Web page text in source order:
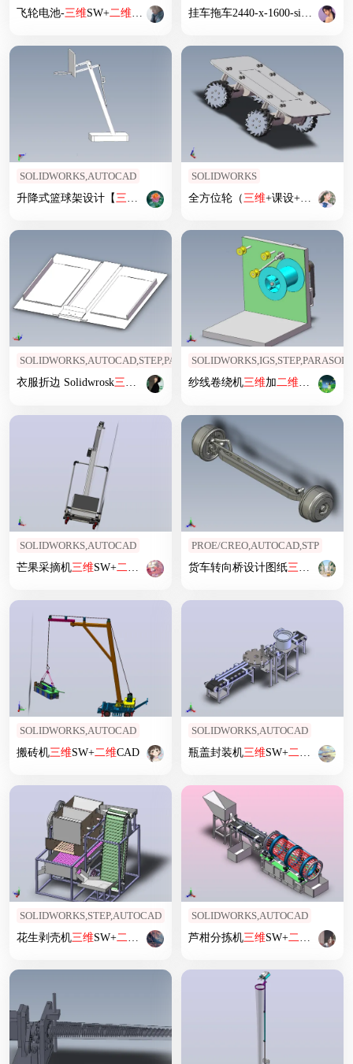
飞轮电池-三维SW+二维CAD
SOLIDWORKS,AUTOCAD
升降式篮球架设计【三维 SolidWorks】图纸有的是PDF
SOLIDWORKS
全方位轮（三维+课设+程序+ 二维
SOLIDWORKS,AUTOCAD,STEP,PARASOLID
衣服折边 Solidwrosk三维 +dwg二维 图
纱线卷绕机三维加二维加动画
SOLIDWORKS,AUTOCAD
芒果采摘机三维SW+二维 CAD
PROE/CREO,AUTOCAD,STP
货车转向桥设计图纸三维 二维
SOLIDWORKS,AUTOCAD
搬砖机三维SW+二维CAD
SOLIDWORKS,AUTOCAD
瓶盖封装机三维SW+二维 CAD
SOLIDWORKS,STEP,AUTOCAD
花生剥壳机三维SW+二维 CAD
SOLIDWORKS,AUTOCAD
芦柑分拣机三维SW+二维 CAD